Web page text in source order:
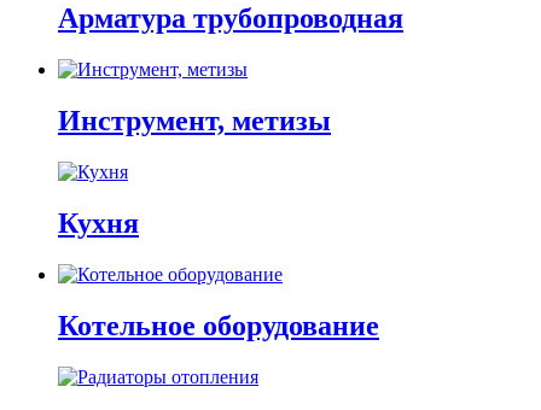
Арматура трубопроводная
Инструмент, метизы
Кухня
Котельное оборудование